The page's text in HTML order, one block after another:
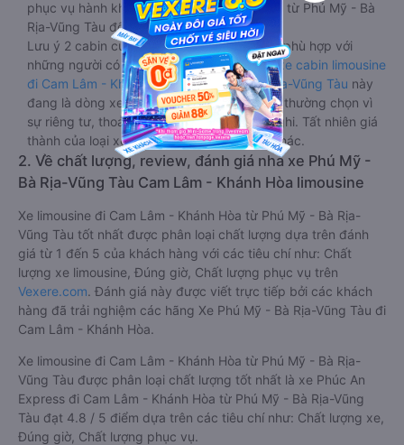
phục vụ hành khách giải trí trong chuyến đi từ Phú Mỹ - Bà
Rịa-Vũng Tàu đến Cam Lâm - Khánh Hòa.
Lưu ý 2 cabin cuối thường thiết kế nhỏ hơn phù hợp với
những người có thân hình nhỏ nhắn. Dòngxe cabin limousine
đi Cam Lâm - Khánh Hòa từ Phú Mỹ - Bà Rịa-Vũng Tàu này
đang là dòng xe cao cấp nhất, hành khách thường chọn vì
sự riêng tư, thoải mái, sang trọng và tiện nghi. Tất nhiên giá
thành của loại xe này sẽ cao hơn các loại khác.
2. Về chất lượng, review, đánh giá nhà xe Phú Mỹ -
Bà Rịa-Vũng Tàu Cam Lâm - Khánh Hòa limousine
Xe limousine đi Cam Lâm - Khánh Hòa từ Phú Mỹ - Bà Rịa-
Vũng Tàu tốt nhất được phân loại chất lượng dựa trên đánh
giá từ 1 đến 5 của khách hàng với các tiêu chí như: Chất
lượng xe limousine, Đúng giờ, Chất lượng phục vụ trên
Vexere.com. Đánh giá này được viết trực tiếp bởi các khách
hàng đã trải nghiệm các hãng Xe Phú Mỹ - Bà Rịa-Vũng Tàu đi
Cam Lâm - Khánh Hòa.
Xe limousine đi Cam Lâm - Khánh Hòa từ Phú Mỹ - Bà Rịa-
Vũng Tàu được phân loại chất lượng tốt nhất là xe Phúc An
Express đi Cam Lâm - Khánh Hòa từ Phú Mỹ - Bà Rịa-Vũng
Tàu đạt 4.8 / 5 điểm dựa trên các tiêu chí như: Chất lượng xe,
Đúng giờ, Chất lượng phục vụ.